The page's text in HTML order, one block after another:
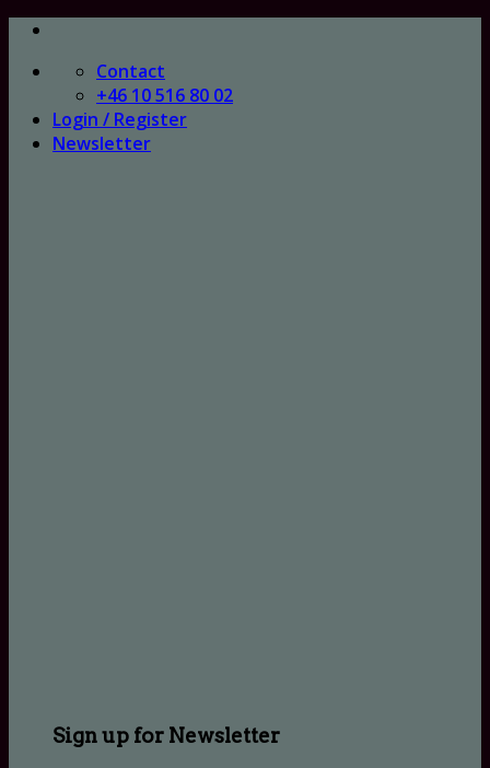
Skip
content
Contact
+46 10 516 80 02
Login / Register
Newsletter
Sign up for Newsletter